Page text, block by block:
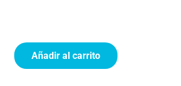
Teleconsulta
Añadir al carrito